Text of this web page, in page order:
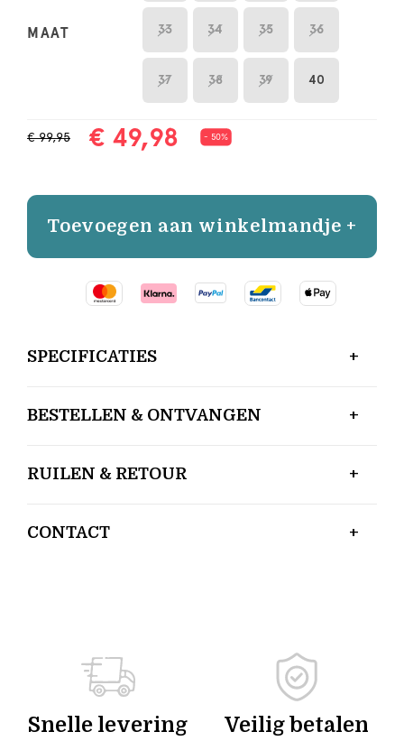
MAAT 33 34 35 36
37 38 39 40
€ 99,95 € 49,98 - 50%
Toevoegen aan winkelmandje +
SPECIFICATIES
BESTELLEN & ONTVANGEN
RUILEN & RETOUR
CONTACT
Snelle levering Veilig betalen